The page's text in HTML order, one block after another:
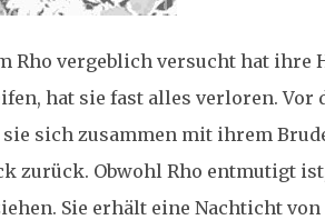
Rho vergeblich versucht hat ihre
hat sie fast alles verloren. Vor
sie sich zusammen mit ihrem
zurück. Obwohl Rho entmutigt
Sie erhält eine Nachticht